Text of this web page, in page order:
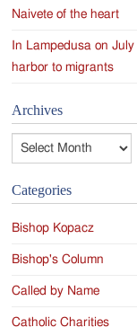
Naivete of the heart
In Lampedusa on
harbor to migrants
Archives
Archives
Categories
Bishop Kopacz
Bishop's Column
Called by Name
Catholic Charities